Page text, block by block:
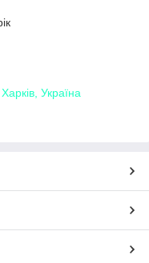
Україна